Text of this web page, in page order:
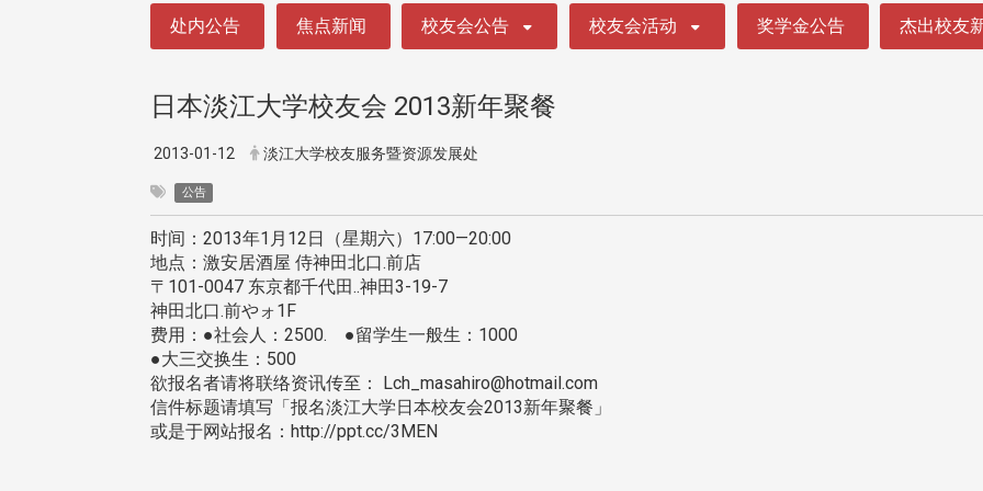
处内公告 焦点新闻 校友会公告 校友会活动 奖学金公告 杰出校友
日本淡江大学校友会 2013新年聚餐
2013-01-12 淡江大学校友服务暨资源发展处
公告
时间：2013年1月12日（星期六）17:00—20:00
地点：激安居酒屋 侍神田北口.前店
〒101-0047 东京都千代田..神田3-19-7
神田北口.前やォ1F
费用：●社会人：2500. ●留学生一般生：1000
●大三交换生：500
欲报名者请将联络资讯传至： Lch_masahiro@hotmail.com
信件标题请填写「报名淡江大学日本校友会2013新年聚餐」
或是于网站报名：http://ppt.cc/3MEN